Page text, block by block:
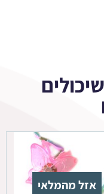
אזל מהמלאי